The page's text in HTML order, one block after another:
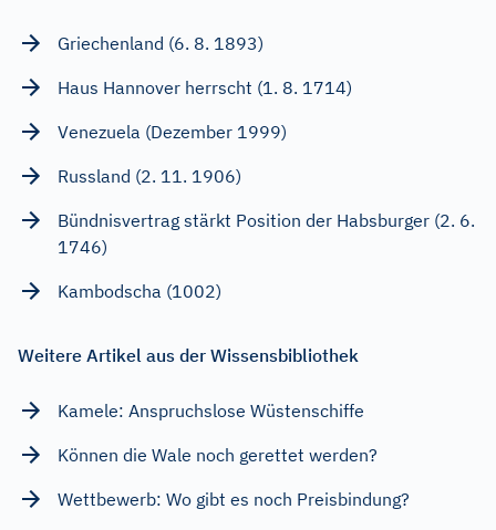
Griechenland (6. 8. 1893)
Haus Hannover herrscht (1. 8. 1714)
Venezuela (Dezember 1999)
Russland (2. 11. 1906)
Bündnisvertrag stärkt Position der Habsburger (2. 6.
1746)
Kambodscha (1002)
Weitere Artikel aus der Wissensbibliothek
Kamele: Anspruchslose Wüstenschiffe
Können die Wale noch gerettet werden?
Wettbewerb: Wo gibt es noch Preisbindung?